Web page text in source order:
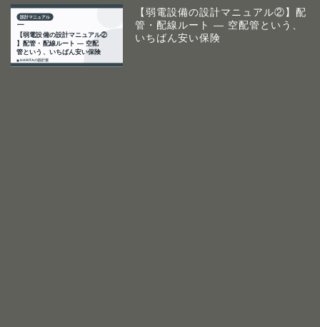
【弱電設備の設計マニュアル②】配
管・配線ルート ― 空配管という、
いちばん安い保険